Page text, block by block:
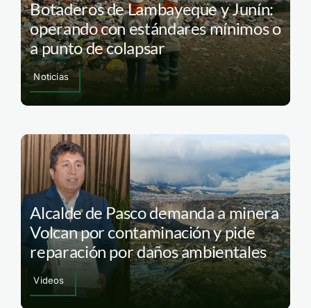
Botaderos de Lambayeque y Junín:
operando con estándares mínimos o
a punto de colapsar
Noticias
Alcalde de Pasco demanda a minera
Volcan por contaminación y pide
reparación por daños ambientales
Videos